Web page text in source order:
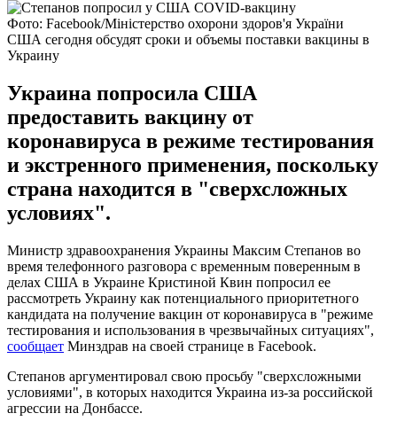
Фото: Facebook/Міністерство охорони здоров'я України
США сегодня обсудят сроки и объемы поставки вакцины в
Украину
Украина попросила США
предоставить вакцину от
коронавируса в режиме тестирования
и экстренного применения, поскольку
страна находится в "сверхсложных
условиях".
Министр здравоохранения Украины Максим Степанов во
время телефонного разговора с временным поверенным в
делах США в Украине Кристиной Квин попросил ее
рассмотреть Украину как потенциального приоритетного
кандидата на получение вакцин от коронавируса в "режиме
тестирования и использования в чрезвычайных ситуациях",
сообщает Минздрав на своей странице в Facebook.
Степанов аргументировал свою просьбу "сверхсложными
условиями", в которых находится Украина из-за российской
агрессии на Донбассе.